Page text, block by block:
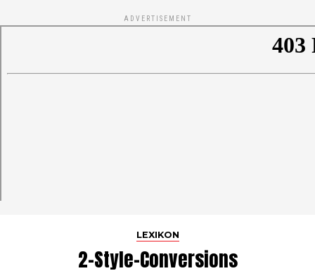
ADVERTISEMENT
LEXIKON
2-Style-Conversions